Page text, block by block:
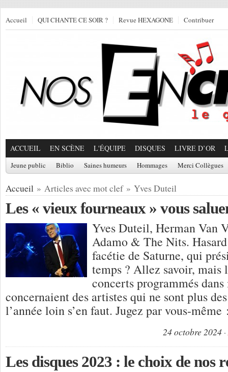
Accueil QUI CHANTE CE SOIR ? Revue HEXAGONE Contribuer
ACCUEIL EN SCÈNE L'ÉQUIPE DISQUES LIVRE D’OR
Jeune public Biblio Saines humeurs Hommages Merci Collègues
Accueil » Articles avec mot clef » Yves Duteil
Les « vieux fourneaux » vous
Yves Duteil, Herman Van
Adamo & The Nits.
facétie de Saturne, qui
temps ? Allez savoir, mais
concerts programmés dans
concernaient des artistes qui ne sont plus
l’année loin s’en faut. Jugez par vous-
24 octobre 2024
Les disques 2023 : le choix de nos